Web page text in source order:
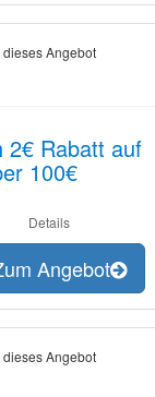
Angebot
2€ Rabatt auf
100€
Details
Angebot
Angebot